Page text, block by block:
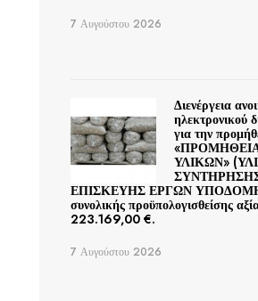
7 Αυγούστου 2026
Διενέργεια
ηλεκτρονικού
για την
ΥΛΙΚΩΝ»
ΕΠΙΣΚΕΥΗΣ ΕΡΓΩΝ
συνολικής προϋπολογισθείσης
223.169,00 €.
7 Αυγούστου 2026